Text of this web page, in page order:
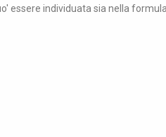
essere individuata sia nella